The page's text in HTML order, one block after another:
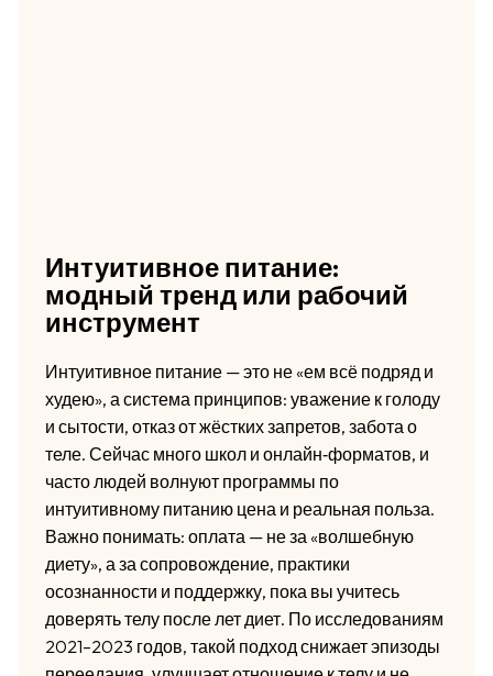
Интуитивное питание:
модный тренд или рабочий
инструмент
Интуитивное питание — это не «ем всё подряд и
худею», а система принципов: уважение к голоду
и сытости, отказ от жёстких запретов, забота о
теле. Сейчас много школ и онлайн‑форматов, и
часто людей волнуют программы по
интуитивному питанию цена и реальная польза.
Важно понимать: оплата — не за «волшебную
диету», а за сопровождение, практики
осознанности и поддержку, пока вы учитесь
доверять телу после лет диет. По исследованиям
2021–2023 годов, такой подход снижает эпизоды